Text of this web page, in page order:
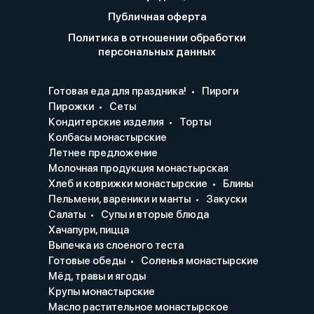
Публичная оферта
Политика в отношении обработки
персональных данных
Готовая еда для праздника!
Пироги
Пирожки
Сеты
Кондитерские изделия
Торты
Колбасы монастырские
Летнее предложение
Молочная продукция монастырская
Хлеб и коврижки монастырские
Блины
Пельмени, вареники и манты
Закуски
Салаты
Супы и вторые блюда
Хачапури, пицца
Выпечка из слоеного теста
Готовые обеды
Соленья монастырские
Мёд, травы и ягоды
Крупы монастырские
Масло растительное монастырское